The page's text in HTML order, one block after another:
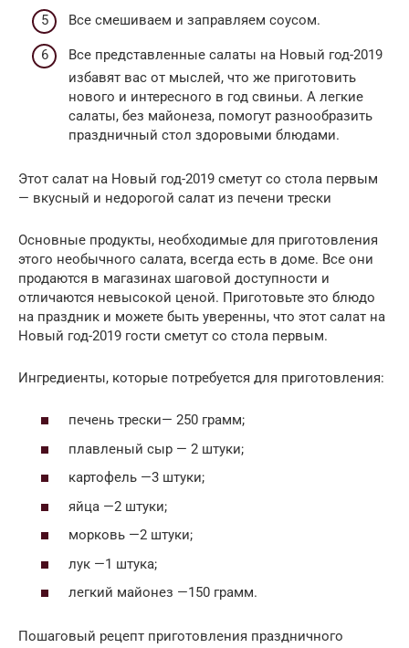
Все смешиваем и заправляем соусом.
Все представленные салаты на Новый год-2019
избавят вас от мыслей, что же приготовить
нового и интересного в год свиньи. А легкие
салаты, без майонеза, помогут разнообразить
праздничный стол здоровыми блюдами.
Этот салат на Новый год-2019 сметут со стола первым
— вкусный и недорогой салат из печени трески
Основные продукты, необходимые для приготовления
этого необычного салата, всегда есть в доме. Все они
продаются в магазинах шаговой доступности и
отличаются невысокой ценой. Приготовьте это блюдо
на праздник и можете быть уверенны, что этот салат на
Новый год-2019 гости сметут со стола первым.
Ингредиенты, которые потребуется для приготовления:
печень трески— 250 грамм;
плавленый сыр — 2 штуки;
картофель —3 штуки;
яйца —2 штуки;
морковь —2 штуки;
лук —1 штука;
легкий майонез —150 грамм.
Пошаговый рецепт приготовления праздничного